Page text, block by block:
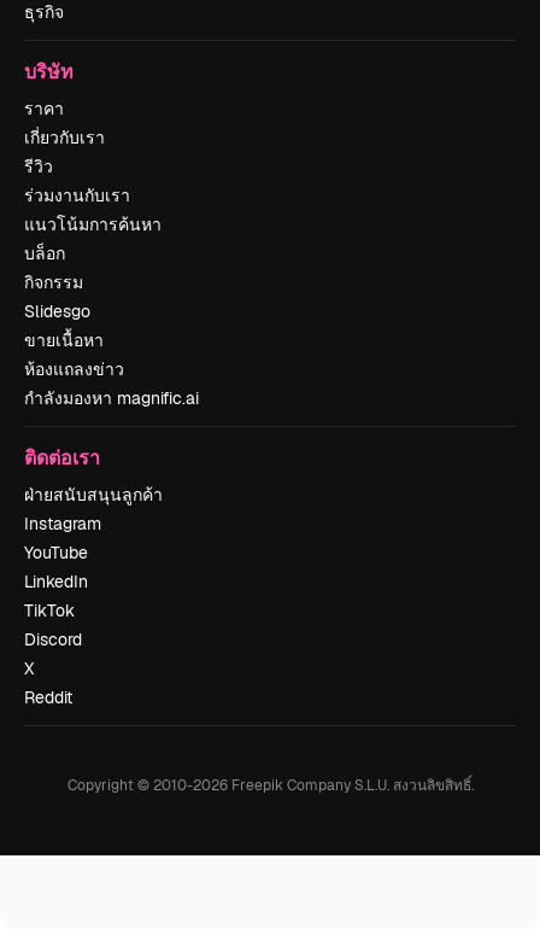
ธุรกิจ
บริษัท
ราคา
เกี่ยวกับเรา
รีวิว
ร่วมงานกับเรา
แนวโน้มการค้นหา
บล็อก
กิจกรรม
Slidesgo
ขายเนื้อหา
ห้องแถลงข่าว
กำลังมองหา magnific.ai
ติดต่อเรา
ฝ่ายสนับสนุนลูกค้า
Instagram
YouTube
LinkedIn
TikTok
Discord
X
Reddit
Copyright © 2010-2026Freepik Company S.L.U. สงวนลิขสิทธิ์.